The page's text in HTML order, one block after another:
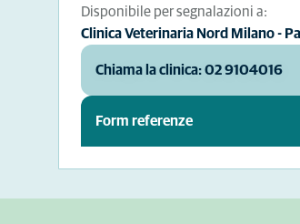
Disponibile per segnalazioni a:
Clinica Veterinaria Nord Milano -
Chiama la clinica: 02 9104016
Form referenze